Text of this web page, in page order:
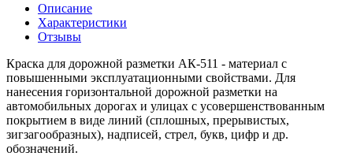
Описание
Характеристики
Отзывы
Краска для дорожной разметки АК-511 - материал с
повышенными эксплуатационными свойствами. Для
нанесения горизонтальной дорожной разметки на
автомобильных дорогах и улицах с усовершенствованным
покрытием в виде линий (сплошных, прерывистых,
зигзагообразных), надписей, стрел, букв, цифр и др.
обозначений.